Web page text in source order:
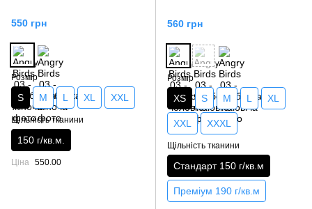
550 грн
Розмір
S M L XL XXL
Щільність тканини
150 г/кв.м.
Ціна 550.00
560 грн
Розмір
XS S M L XL
XXL XXXL
Щільність тканини
Стандарт 150 г/кв.м
Преміум 190 г/кв.м